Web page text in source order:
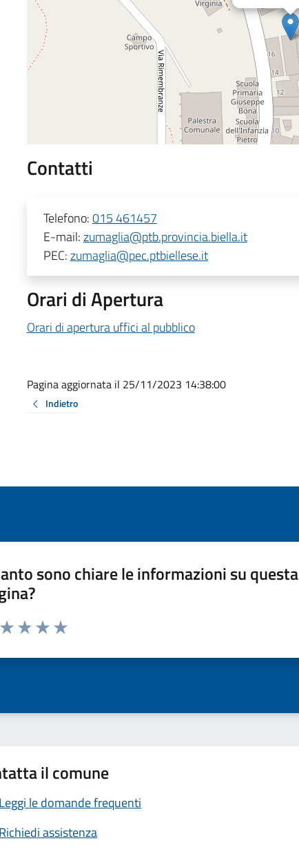
Contatti
Telefono:015 461457
E-mail:zumaglia@ptb.provincia.biella.it
PEC:zumaglia@pec.ptbiellese.it
Orari di Apertura
Orari di apertura uffici al pubblico
Pagina aggiornata il 25/11/2023 14:38:00
Indietro
sono chiare le informazioni su questa
da 1 a 5 stelle la pagina
il comune
Leggi le domande frequenti
Richiedi assistenza